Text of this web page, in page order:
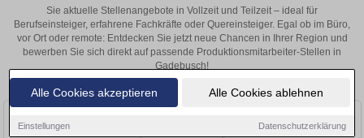
Alle Cookies akzeptieren Alle Cookies ablehnen
Einstellungen Datenschutzerklärung
Sie aktuelle Stellenangebote in Vollzeit und Teilzeit – ideal für
Berufseinsteiger, erfahrene Fachkräfte oder Quereinsteiger. Egal ob im Büro,
vor Ort oder remote: Entdecken Sie jetzt neue Chancen in Ihrer Region und
bewerben Sie sich direkt auf passende Produktionsmitarbeiter-Stellen in
Gadebusch!